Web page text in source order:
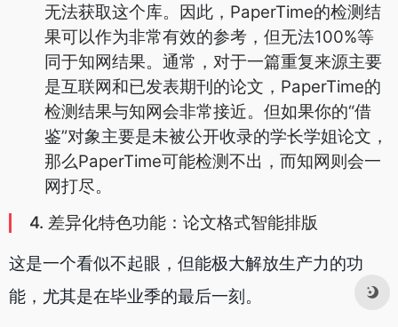
无法获取这个库。因此，PaperTime的检测结
果可以作为非常有效的参考，但无法100%等
同于知网结果。通常，对于一篇重复来源主要
是互联网和已发表期刊的论文，PaperTime的
检测结果与知网会非常接近。但如果你的“借
鉴”对象主要是未被公开收录的学长学姐论文，
那么PaperTime可能检测不出，而知网则会一
网打尽。
4. 差异化特色功能：论文格式智能排版
这是一个看似不起眼，但能极大解放生产力的功
能，尤其是在毕业季的最后一刻。